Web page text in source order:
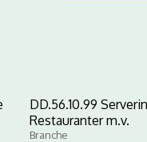
DD.56.10.99
Restauranter m.v.
Branche